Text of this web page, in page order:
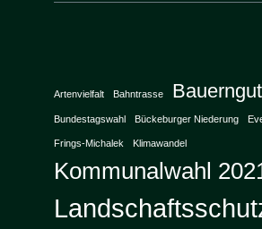
Artenvielfalt Bahntrasse Bauerngut
Bundestagswahl Bückeburger Niederung
Frings-Michalek Klimawandel
Kommunalwahl